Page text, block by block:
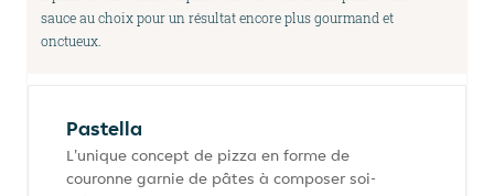
sauce au choix pour un résultat encore plus gourmand et
onctueux.
Pastella
L'unique concept de pizza en forme de
couronne garnie de pâtes à composer soi-